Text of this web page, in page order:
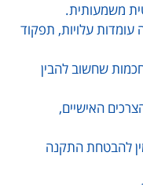
משמעותית.
עלויות, תפקוד
שחשוב להבין
האישיים,
להבטחת התקנה